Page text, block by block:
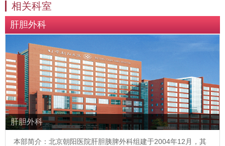
相关科室
肝胆外科
肝胆外科
本部简介：北京朝阳医院肝胆胰脾外科组建于2004年12月，其